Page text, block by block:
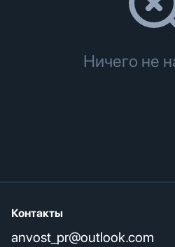
Ничего не
Контакты
anvost_pr@outlook.com